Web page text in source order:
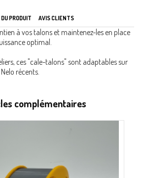
complémentaires
PRODUIT AVIS CLIENTS
à vos talons et maintenez-les en place
optimal.
ces "cale-talons" sont adaptables sur
récents.